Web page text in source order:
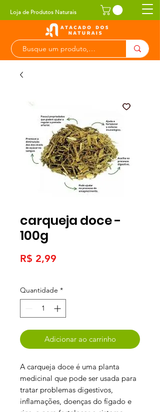
Loja de Produtos Naturais
carqueja doce -
100g
R$ 2,99
Quantidade *
Adicionar ao carrinho
A carqueja doce é uma planta
medicinal que pode ser usada para
tratar problemas digestivos,
inflamações, doenças do fígado e